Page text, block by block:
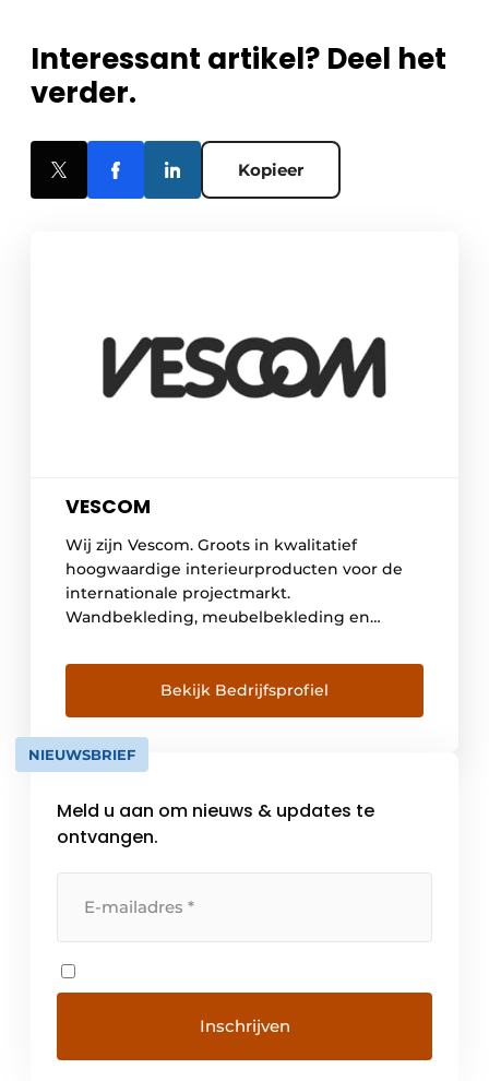
Interessant artikel? Deel het
verder.
Kopieer
VESCOM
Wij zijn Vescom. Groots in kwalitatief
hoogwaardige interieurproducten voor de
internationale projectmarkt.
Wandbekleding, meubelbekleding en
vormgeving; daar gaat het om bij Vescom.
We ontwikkelen, produceren en
distribueren wandbekleding,
meubelbekleding en gordijnstoffen. Onze
producten worden toegepast in de
de segmenten hospitality, zorg, retail,
kantoren en het onderwijs. […]
Bekijk Bedrijfsprofiel
NIEUWSBRIEF
Meld u aan om nieuws & updates te
ontvangen.